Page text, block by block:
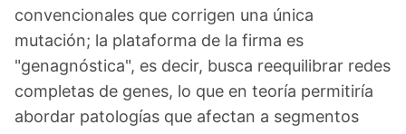
convencionales que corrigen una única
mutación; la plataforma de la firma es
"genagnóstica", es decir, busca reequilibrar redes
completas de genes, lo que en teoría permitiría
abordar patologías que afectan a segmentos